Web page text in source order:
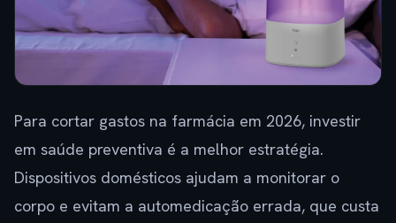
Para cortar gastos na farmácia em 2026, investir
em saúde preventiva é a melhor estratégia.
Dispositivos domésticos ajudam a monitorar o
corpo e evitam a automedicação errada, que custa